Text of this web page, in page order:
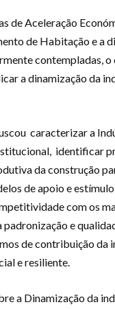
de Aceleração
de Habitação e a
contempladas, o
a dinamização da
caracterizar a
identificar
da construção
de apoio e
com os
padronização e
de contribuição da
e resiliente.
a Dinamização da